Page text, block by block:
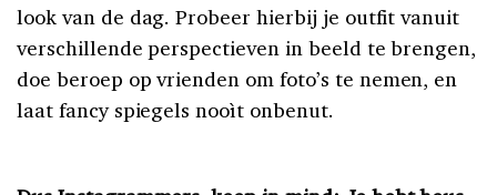
look van de dag. Probeer hierbij je outfit vanuit
verschillende perspectieven in beeld te brengen,
doe beroep op vrienden om foto’s te nemen, en
laat fancy spiegels nooìt onbenut.